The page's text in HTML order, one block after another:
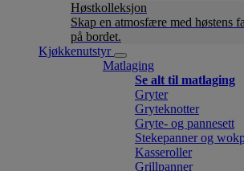
Høstkolleksjon
Skap en atmosfære med høstens
på bordet.
Kjøkkenutstyr
Matlaging
Se alt til matlaging
Gryter
Gryteknotter
Gryte- og pannesett
Stekepanner og
Kasseroller
Grillpanner